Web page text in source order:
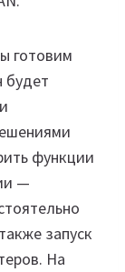
готовим
будет
функции
—
запуск
На